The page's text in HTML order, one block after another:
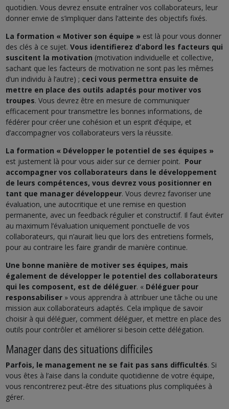
quotidien. Vous devrez ensuite entraîner vos collaborateurs, leur
donner envie de s’impliquer dans l’atteinte des objectifs fixés.
La formation « Motiver son équipe » est là pour vous donner
des clés à ce sujet. Vous identifierez d’abord les facteurs qui
suscitent la motivation (motivation individuelle et collective,
sachant que les facteurs de motivation ne sont pas les mêmes
d’un individu à l’autre) ; ceci vous permettra ensuite de
mettre en place des outils adaptés pour motiver vos
troupes. Vous devrez être en mesure de communiquer
efficacement pour transmettre les bonnes informations, de
fédérer pour créer une cohésion et un esprit d’équipe, et
d’accompagner vos collaborateurs vers la réussite.
La formation « Développer le potentiel de ses équipes »
est justement là pour vous aider sur ce dernier point. Pour
accompagner vos collaborateurs dans le développement
de leurs compétences, vous devrez vous positionner en
tant que manager développeur. Vous devrez favoriser une
évaluation, une autocritique et une remise en question
permanente, avec un feedback régulier et constructif. Il faut éviter
au maximum l’évaluation uniquement ponctuelle de vos
collaborateurs, qui n’aurait lieu que lors des entretiens formels,
pour au contraire les faire grandir de manière continue.
Une bonne manière de motiver ses équipes, mais
également de développer le potentiel des collaborateurs
qui les composent, est de déléguer. « Déléguer pour
responsabiliser» vous apprendra à attribuer une tâche ou une
mission aux collaborateurs adaptés. Cela implique de savoir
choisir à qui déléguer, comment déléguer, et mettre en place des
outils pour contrôler et améliorer si besoin cette délégation.
Manager dans des situations difficiles
Parfois, le management ne se fait pas sans difficultés. Si
vous êtes à l’aise dans la conduite quotidienne de votre équipe,
vous rencontrerez peut-être des situations plus compliquées à
gérer.